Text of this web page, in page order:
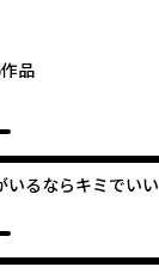
作品
いるならキミでいい